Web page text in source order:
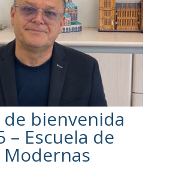
de bienvenida
– Escuela de
Modernas